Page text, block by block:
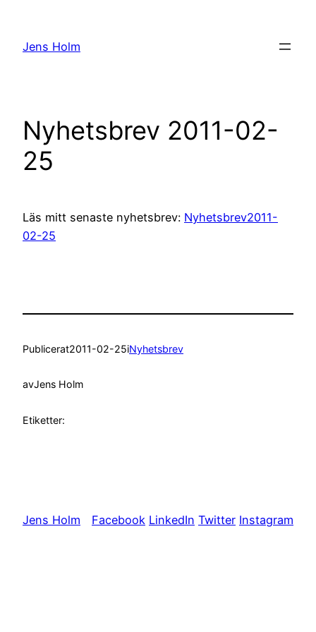
innehåll
Jens Holm
Nyhetsbrev 2011-02-
25
Läs mitt senaste nyhetsbrev: Nyhetsbrev2011-
02-25
Publicerat2011-02-25iNyhetsbrev
avJens Holm
Etiketter:
Jens Holm Facebook LinkedIn Twitter Instagram